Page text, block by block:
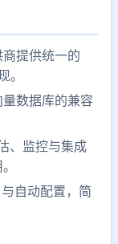
提供统一的
数据库的兼容
、监控与集成
自动配置，简